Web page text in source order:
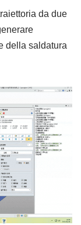
da due
della saldatura